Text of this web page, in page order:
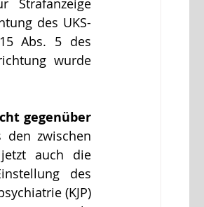
Strafanzeige
des UKS-
Abs. 5 des
wurde
gegenüber
den zwischen
jetzt auch die
des
(KJP)